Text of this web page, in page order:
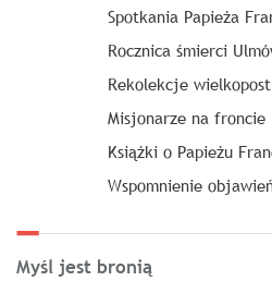
Spotkania Papieża
Rocznica śmierci
Rekolekcje
Misjonarze na froncie
Książki o Papieżu
Wspomnienie
Myśl jest bronią